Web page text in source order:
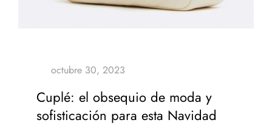
Cuplé: el obsequio de moda y
sofisticación para esta Navidad